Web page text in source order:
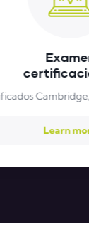
Examen
Cambridge,
Learn more